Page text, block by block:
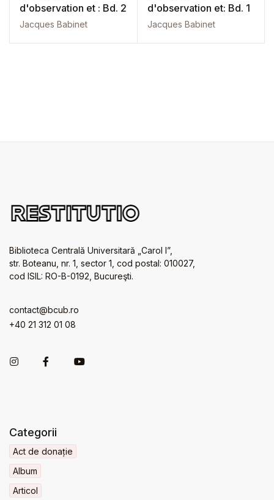
d'observation et : Bd. 2
Jacques Babinet
d'observation et: Bd. 1
Jacques Babinet
Biblioteca Centrală Universitară „Carol I”,
str. Boteanu, nr. 1, sector 1, cod postal: 010027,
cod ISIL: RO-B-0192, Bucureşti.
contact@bcub.ro
+40 21 312 01 08
Categorii
Act de donație
Album
Articol